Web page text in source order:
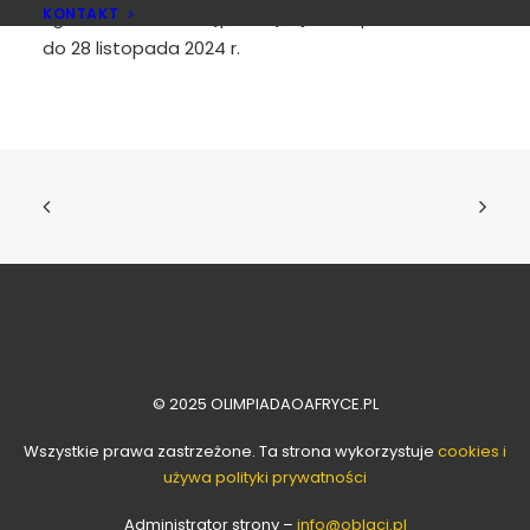
KONTAKT
zgłoszeniowe
do 28 listopada 2024 r.
© 2025 OLIMPIADAOAFRYCE.PL
Wszystkie prawa zastrzeżone. Ta strona wykorzystuje cookies i
używa polityki prywatności
Administrator strony – info@oblaci.pl